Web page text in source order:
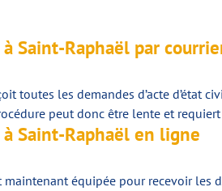
Saint-Raphaël par
toutes les demandes d’acte d’état
peut donc être lente et
Saint-Raphaël en ligne
équipée pour recevoir les